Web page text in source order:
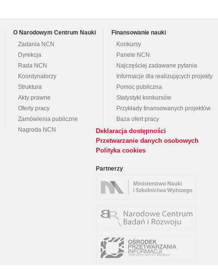
O Narodowym Centrum Nauki
Zadania NCN
Dyrekcja
Rada NCN
Koordynatorzy
Struktura
Akty prawne
Oferty pracy
Zamówienia publiczne
Nagroda NCN
Finansowanie nauki
Konkursy
Panele NCN
Najczęściej zadawane pytania
Informacje dla realizujących projekty
Pomoc publiczna
Statystyki konkursów
Przykłady finansowanych projektów
Baza ofert pracy
Deklaracja dostępności
Przetwarzanie danych osobowych
Polityka cookies
Partnerzy